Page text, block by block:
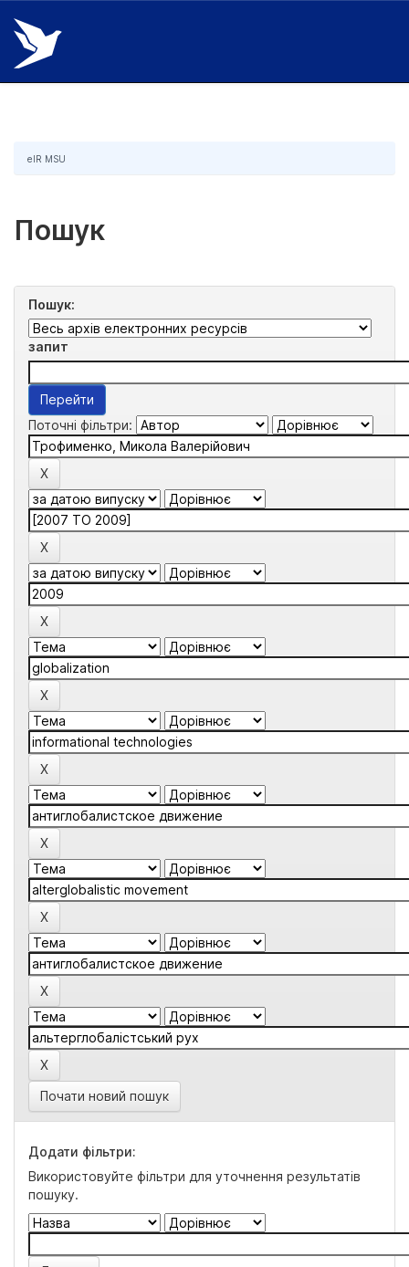
Skip
navigation
eIR MSU
Пошук
Пошук:
запит
Поточні фільтри:
Почати новий пошук
Додати фільтри:
Використовуйте фільтри для уточнення результатів
пошуку.